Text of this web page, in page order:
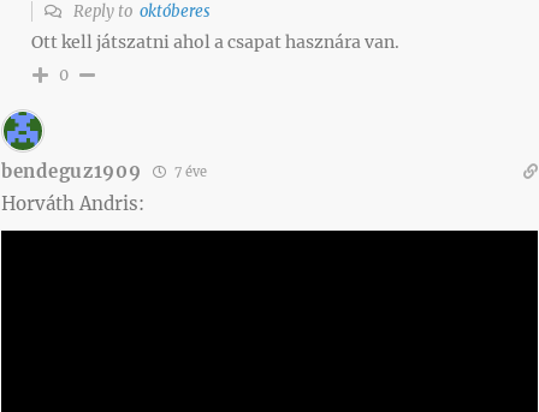
Reply to októberes
Ott kell játszatni ahol a csapat hasznára van.
0
bendeguz1909 7 éve
Horváth Andris: